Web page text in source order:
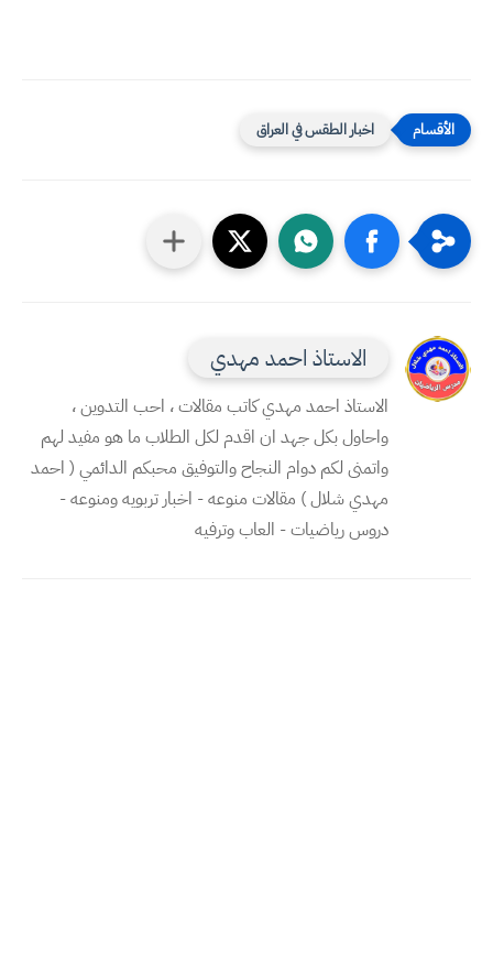
اخبار الطقس في العراق
الاستاذ احمد مهدي
الاستاذ احمد مهدي كاتب مقالات ، احب التدوين ،
واحاول بكل جهد ان اقدم لكل الطلاب ما هو مفيد لهم
واتمنى لكم دوام النجاح والتوفيق محبكم الدائمي ( احمد
مهدي شلال ) مقالات منوعه - اخبار تربويه ومنوعه -
دروس رياضيات - العاب وترفيه